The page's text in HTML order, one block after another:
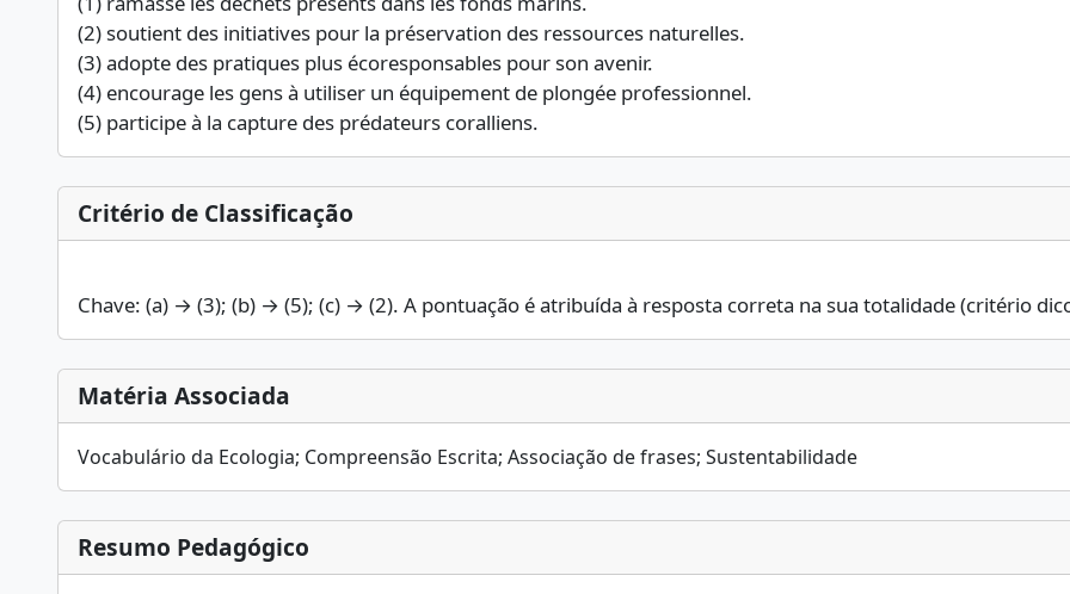
(2) soutient des initiatives pour la préservation des ressources naturelles.
(3) adopte des pratiques plus écoresponsables pour son avenir.
(4) encourage les gens à utiliser un équipement de plongée professionnel.
(5) participe à la capture des prédateurs coralliens.
Critério de Classificação
Chave: (a) → (3); (b) → (5); (c) → (2). A pontuação é atribuída à resposta correta na sua totalidade (critério
Matéria Associada
Vocabulário da Ecologia; Compreensão Escrita; Associação de frases; Sustentabilidade
Resumo Pedagógico